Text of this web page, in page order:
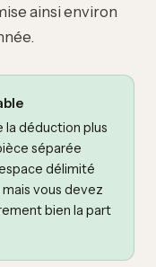
ainsi environ
la déduction plus
séparée
délimité
mais vous devez
bien la part